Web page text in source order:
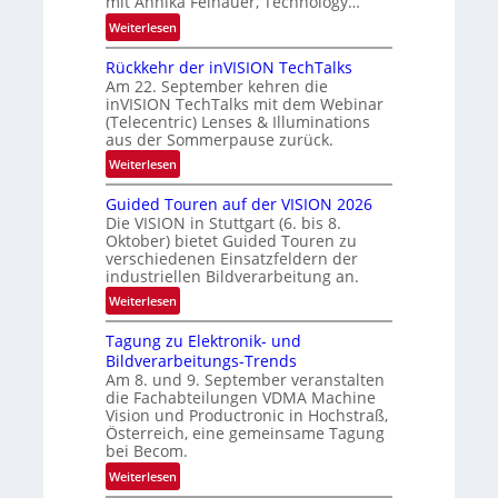
e
Weiterlesen:
U
n
b
e
g
r
e
z
t
e
M
ö
g
l
i
c
h
k
e
i
t
Rückkehr der inVISION TechTalks
Am 22. September kehren die
inVISION TechTalks mit dem Webinar
(Telecentric) Lenses & Illuminations
aus der Sommerpause zurück.
Weiterlesen:
R
ü
c
k
k
e
h
d
e
r
i
n
V
I
Guided Touren auf der VISION 2026
Die VISION in Stuttgart (6. bis 8.
Oktober) bietet Guided Touren zu
verschiedenen Einsatzfeldern der
industriellen Bildverarbeitung an.
Weiterlesen:
G
u
i
d
e
d
T
o
u
Tagung zu Elektronik- und
Bildverarbeitungs-Trends
Am 8. und 9. September veranstalten
die Fachabteilungen VDMA Machine
Vision und Productronic in Hochstraß,
Österreich, eine gemeinsame Tagung
bei Becom.
Weiterlesen: